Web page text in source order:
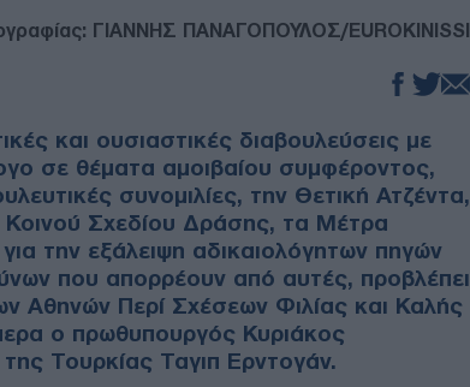
ΓΙΑΝΝΗΣ ΠΑΝΑΓΟΠΟΥΛΟΣ/EUROKINISSI
και ουσιαστικές διαβουλεύσεις με
σε θέματα αμοιβαίου συμφέροντος,
συνομιλίες, την Θετική Ατζέντα,
Κοινού Σχεδίου Δράσης, τα Μέτρα
την εξάλειψη αδικαιολόγητων πηγών
που απορρέουν από αυτές, προβλέπει
Αθηνών Περί Σχέσεων Φιλίας και Καλής
ο πρωθυπουργός Κυριάκος
Τουρκίας Ταγιπ Ερντογάν.